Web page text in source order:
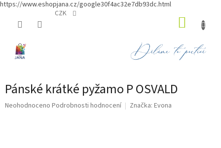
https://www.eshopjana.cz/google30f4ac32e7db93dc.html
CZK
Pánské krátké pyžamo P OSVALD
Průměrné
Neohodnoceno Podrobnosti hodnocení Značka: Evona